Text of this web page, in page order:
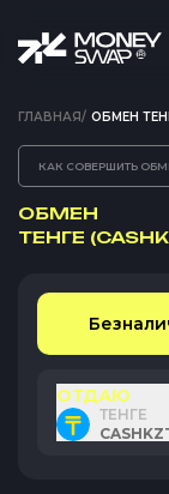
ГЛАВНАЯ/ ОБМЕН
КАК СОВЕРШИТЬ
ОБМЕН
ТЕНГЕ
ОТДАЮ
ТЕНГЕ